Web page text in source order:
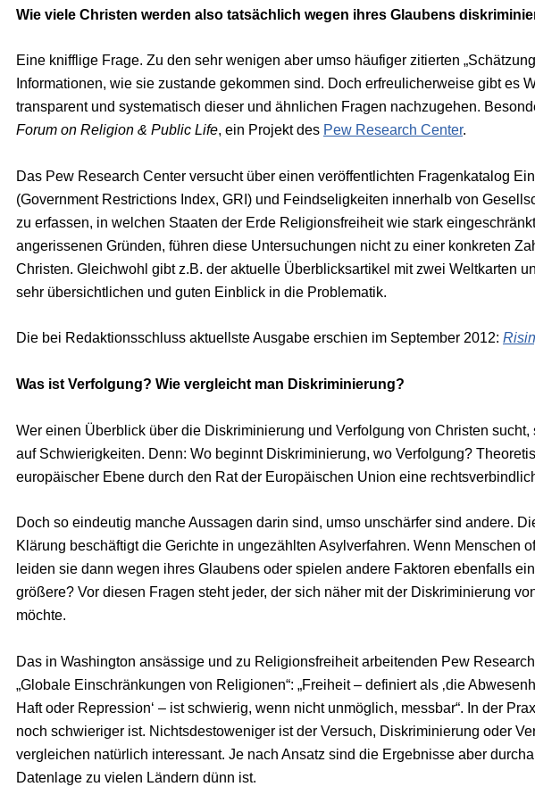
Wie viele Christen werden also tatsächlich wegen ihres Glaubens
Eine knifflige Frage. Zu den sehr wenigen aber umso häufiger zitierten
Informationen, wie sie zustande gekommen sind. Doch erfreulicherweise gibt es
transparent und systematisch dieser und ähnlichen Fragen nachzugehen.
Forum on Religion & Public Life, ein Projekt des Pew Research Center.
Das Pew Research Center versucht über einen veröffentlichten Fragenkatalog
(Government Restrictions Index, GRI) und Feindseligkeiten innerhalb von
zu erfassen, in welchen Staaten der Erde Religionsfreiheit wie stark
angerissenen Gründen, führen diese Untersuchungen nicht zu einer konkreten
Christen. Gleichwohl gibt z.B. der aktuelle Überblicksartikel mit zwei Weltkarten
sehr übersichtlichen und guten Einblick in die Problematik.
Die bei Redaktionsschluss aktuellste Ausgabe erschien im September 2012:
Was ist Verfolgung? Wie vergleicht man Diskriminierung?
Wer einen Überblick über die Diskriminierung und Verfolgung von Christen
auf Schwierigkeiten. Denn: Wo beginnt Diskriminierung, wo Verfolgung?
europäischer Ebene durch den Rat der Europäischen Union eine
Doch so eindeutig manche Aussagen darin sind, umso unschärfer sind andere.
Klärung beschäftigt die Gerichte in ungezählten Asylverfahren. Wenn Menschen
leiden sie dann wegen ihres Glaubens oder spielen andere Faktoren ebenfalls
größere? Vor diesen Fragen steht jeder, der sich näher mit der Diskriminierung
möchte.
Das in Washington ansässige und zu Religionsfreiheit arbeitenden Pew
„Globale Einschränkungen von Religionen“: „Freiheit – definiert als ‚die
Haft oder Repression‘ – ist schwierig, wenn nicht unmöglich, messbar“. In der
noch schwieriger ist. Nichtsdestoweniger ist der Versuch, Diskriminierung oder
vergleichen natürlich interessant. Je nach Ansatz sind die Ergebnisse aber
Datenlage zu vielen Ländern dünn ist.